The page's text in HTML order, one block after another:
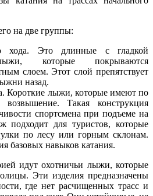
на две группы:
хода. Это длинные с гладкой
которые покрываются
слоем. Этот слой препятствует
назад.
Короткие лыжи, которые имеют по
возвышение. Такая конструкция
спортсмена при подъеме на
подходит для туристов, которые
по лесу или горным склонам.
базовых навыков катания.
идут охотничьи лыжи, которые
Эти изделия предназначены
где нет расчищенных трасс и